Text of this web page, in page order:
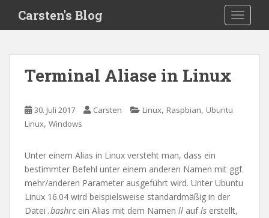
i
Carsten's Blog
Terminal Aliase in Linux
30. Juli 2017 Carsten Linux, Raspbian, Ubuntu
Linux, Windows
Unter einem Alias in Linux versteht man, dass ein
bestimmter Befehl unter einem anderen Namen mit ggf.
mehr/anderen Parameter ausgeführt wird. Unter Ubuntu
Linux 16.04 wird beispielsweise standardmäßig in der
Datei .bashrcein Alias mit dem Namen ll aufls erstellt,